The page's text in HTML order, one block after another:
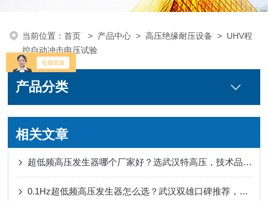
当前位置：首页 > 产品中心 >高压绝缘耐压设备 > UHV程
控自动冲击电压试验
产品分类
相关文章
超低频高压发生器哪个厂家好？选武汉特高压，技术品质服务三位一体
0.1Hz超低频高压发生器怎么选？武汉双雄口碑推荐，轻便可靠更高效